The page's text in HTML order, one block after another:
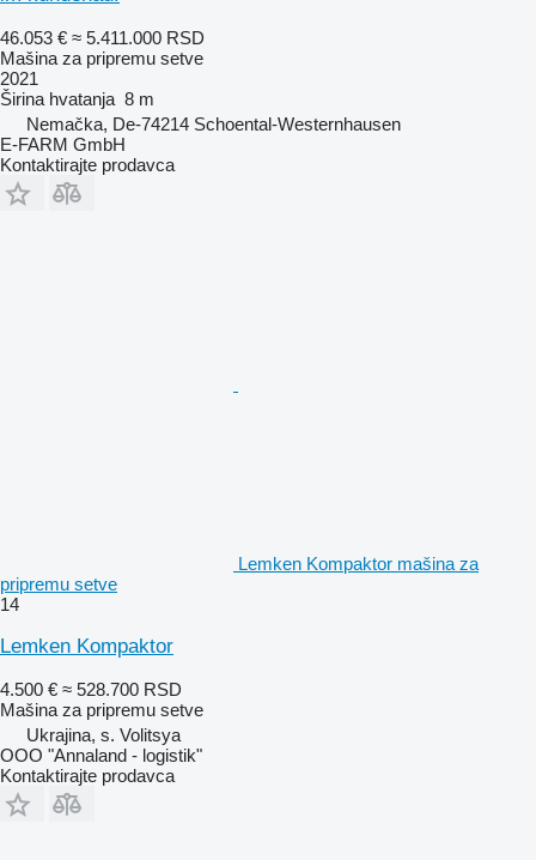
46.053 € ≈ 5.411.000 RSD
Mašina za pripremu setve
2021
Širina hvatanja 8 m
Nemačka, De-74214 Schoental-Westernhausen
E-FARM GmbH
Kontaktirajte prodavca
Lemken Kompaktor mašina za
pripremu setve
14
Lemken Kompaktor
4.500 € ≈ 528.700 RSD
Mašina za pripremu setve
Ukrajina, s. Volitsya
OOO "Annaland - logistik"
Kontaktirajte prodavca